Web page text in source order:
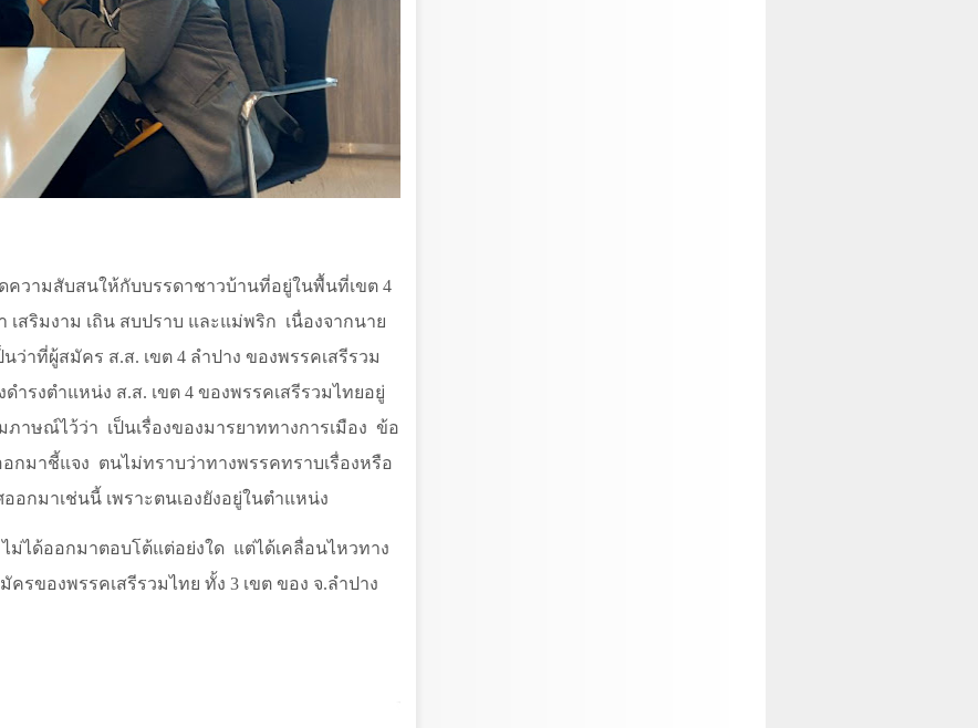
ความสับสนให้กับบรรดาชาวบ้านที่อยู่ในพื้นที่เขต 4
เสริมงาม เถิน สบปราบ และแม่พริก เนื่องจากนาย
นว่าที่ผู้สมัคร ส.ส. เขต 4 ลำปาง ของพรรคเสรีรวม
ำรงตำแหน่ง ส.ส. เขต 4 ของพรรคเสรีรวมไทยอยู่
ภาษณ์ไว้ว่า เป็นเรื่องของมารยาททางการเมือง ข้อ
อกมาชี้แจง ตนไม่ทราบว่าทางพรรคทราบเรื่องหรือ
อกมาเช่นนี้ เพราะตนเองยังอยู่ในตำแหน่ง
ไม่ได้ออกมาตอบโต้แต่อย่งใด แต่ได้เคลื่อนไหวทาง
ครของพรรคเสรีรวมไทย ทั้ง 3 เขต ของ จ.ลำปาง